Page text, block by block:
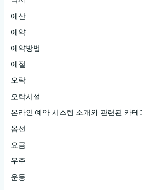
예산
예약
예약방법
예절
오락
오락시설
온라인 예약 시스템 소개와 관련된 카테
옵션
요금
우주
운동